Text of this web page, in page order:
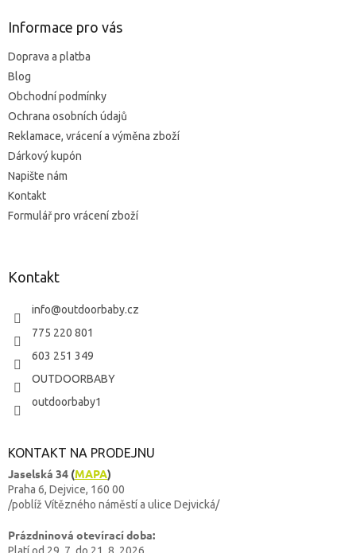
Informace pro vás
Doprava a platba
Blog
Obchodní podmínky
Ochrana osobních údajů
Reklamace, vrácení a výměna zboží
Dárkový kupón
Napište nám
Kontakt
Formulář pro vrácení zboží
Kontakt
info@outdoorbaby.cz
775 220 801
603 251 349
OUTDOORBABY
outdoorbaby1
KONTAKT NA PRODEJNU
Jaselská 34 (MAPA)
Praha 6, Dejvice, 160 00
/poblíž Vítězného náměstí a ulice Dejvická/
Prázdninová otevírací doba: